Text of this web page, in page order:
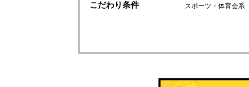
こだわり条件 スポーツ・体育会系